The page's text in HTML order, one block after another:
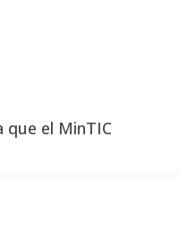
que el MinTIC